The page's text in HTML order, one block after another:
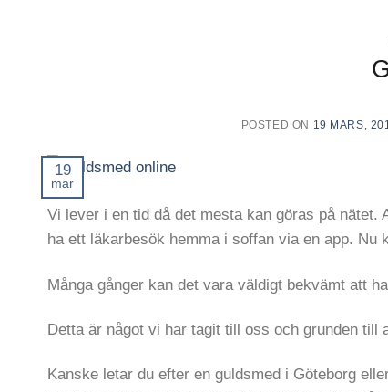
POSTED ON 19 MARS,
19
mar
Vi lever i en tid då det mesta kan göras på
ha ett läkarbesök hemma i soffan via en app. Nu
Många gånger kan det vara väldigt bekvämt att
Detta är något vi har tagit till oss och grunden till
Kanske letar du efter en guldsmed i Göteborg